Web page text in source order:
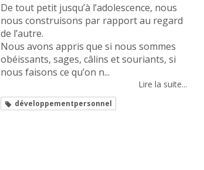
De tout petit jusqu’à l’adolescence, nous
nous construisons par rapport au regard
de l’autre.
Nous avons appris que si nous sommes
obéissants, sages, câlins et souriants, si
nous faisons ce qu’on n...
Lire la suite...
développementpersonnel